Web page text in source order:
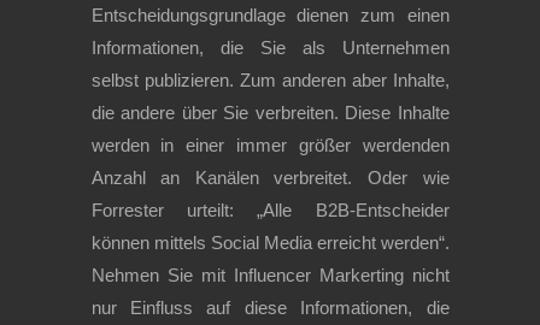
Entscheidungsgrundlage dienen zum einen
Informationen, die Sie als Unternehmen
selbst publizieren. Zum anderen aber Inhalte,
die andere über Sie verbreiten. Diese Inhalte
werden in einer immer größer werdenden
Anzahl an Kanälen verbreitet. Oder wie
Forrester urteilt: „Alle B2B-Entscheider
können mittels Social Media erreicht werden“.
Nehmen Sie mit Influencer Markerting nicht
nur Einfluss auf diese Informationen, die